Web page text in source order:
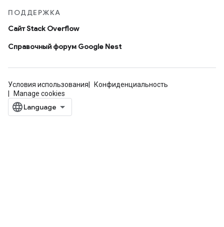
ПОДДЕРЖКА
Сайт Stack Overflow
Справочный форум Google Nest
Условия использования
Конфиденциальность
Manage cookies